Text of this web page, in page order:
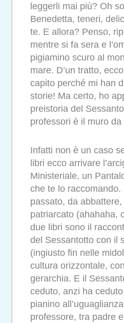
leggerli mai più? Oh
Benedetta, teneri,
te. E allora? Penso,
mentre si fa sera e
pigiamino scuro al
mare. D’un tratto,
capito perché mi han
storie! Ma certo, ho
preistoria del
professori è il muro da
Infatti non è un caso
libri ecco arrivare
Ministeriale, un
che te lo raccomando.
passato, da abbattere,
patriarcato (ahahaha,
due libri sono il
del Sessantotto con il
(ingiusto fin nelle
cultura orizzontale,
gerarchia. E il
ceduto, anzi ha
pianino
professore, tra padre